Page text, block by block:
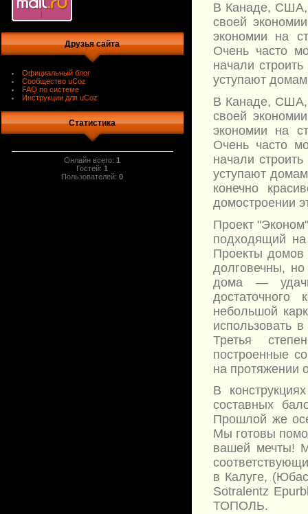
Друзья сайта
Официальный блог
Сообщество uCoz
FAQ по системе
Инструкции для uCoz
Статистика
Онлайн всего:1
Гостей:1
Пользователей:0
В Канаде, США,
своей
экономии на
Очень часто
начали
уступают
В Канаде, США,
своей
экономии на
Очень часто
начали
уступают
конечно
домостроении
Проект
подходящий
Проекты домов
долговечны,
дома —
небольшой
использовать
Третья
построенные
на протяжении
В
составных
Прошлой же
Мы готовы
вашей мечты!
в Калуге,
Sotralentz
ТОПОЛЬ.